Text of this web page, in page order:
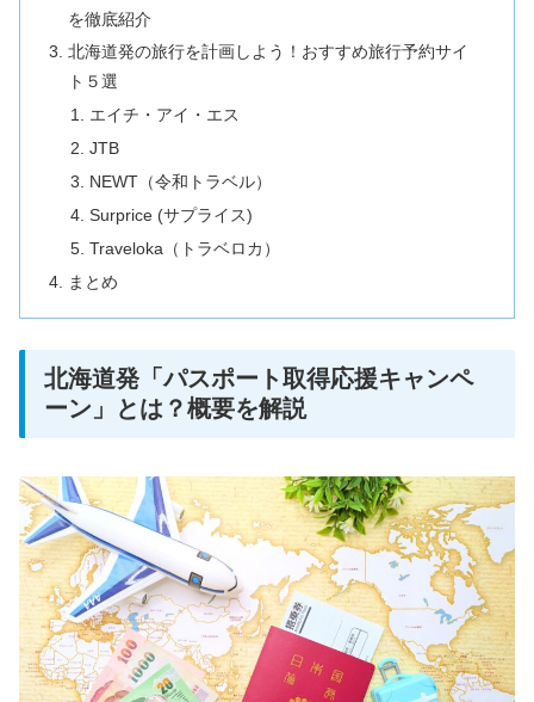
を徹底紹介
北海道発の旅行を計画しよう！おすすめ旅行予約サイ
ト５選
エイチ・アイ・エス
JTB
NEWT（令和トラベル）
Surprice (サプライス)
Traveloka（トラベロカ）
まとめ
北海道発「パスポート取得応援キャンペ
ーン」とは？概要を解説